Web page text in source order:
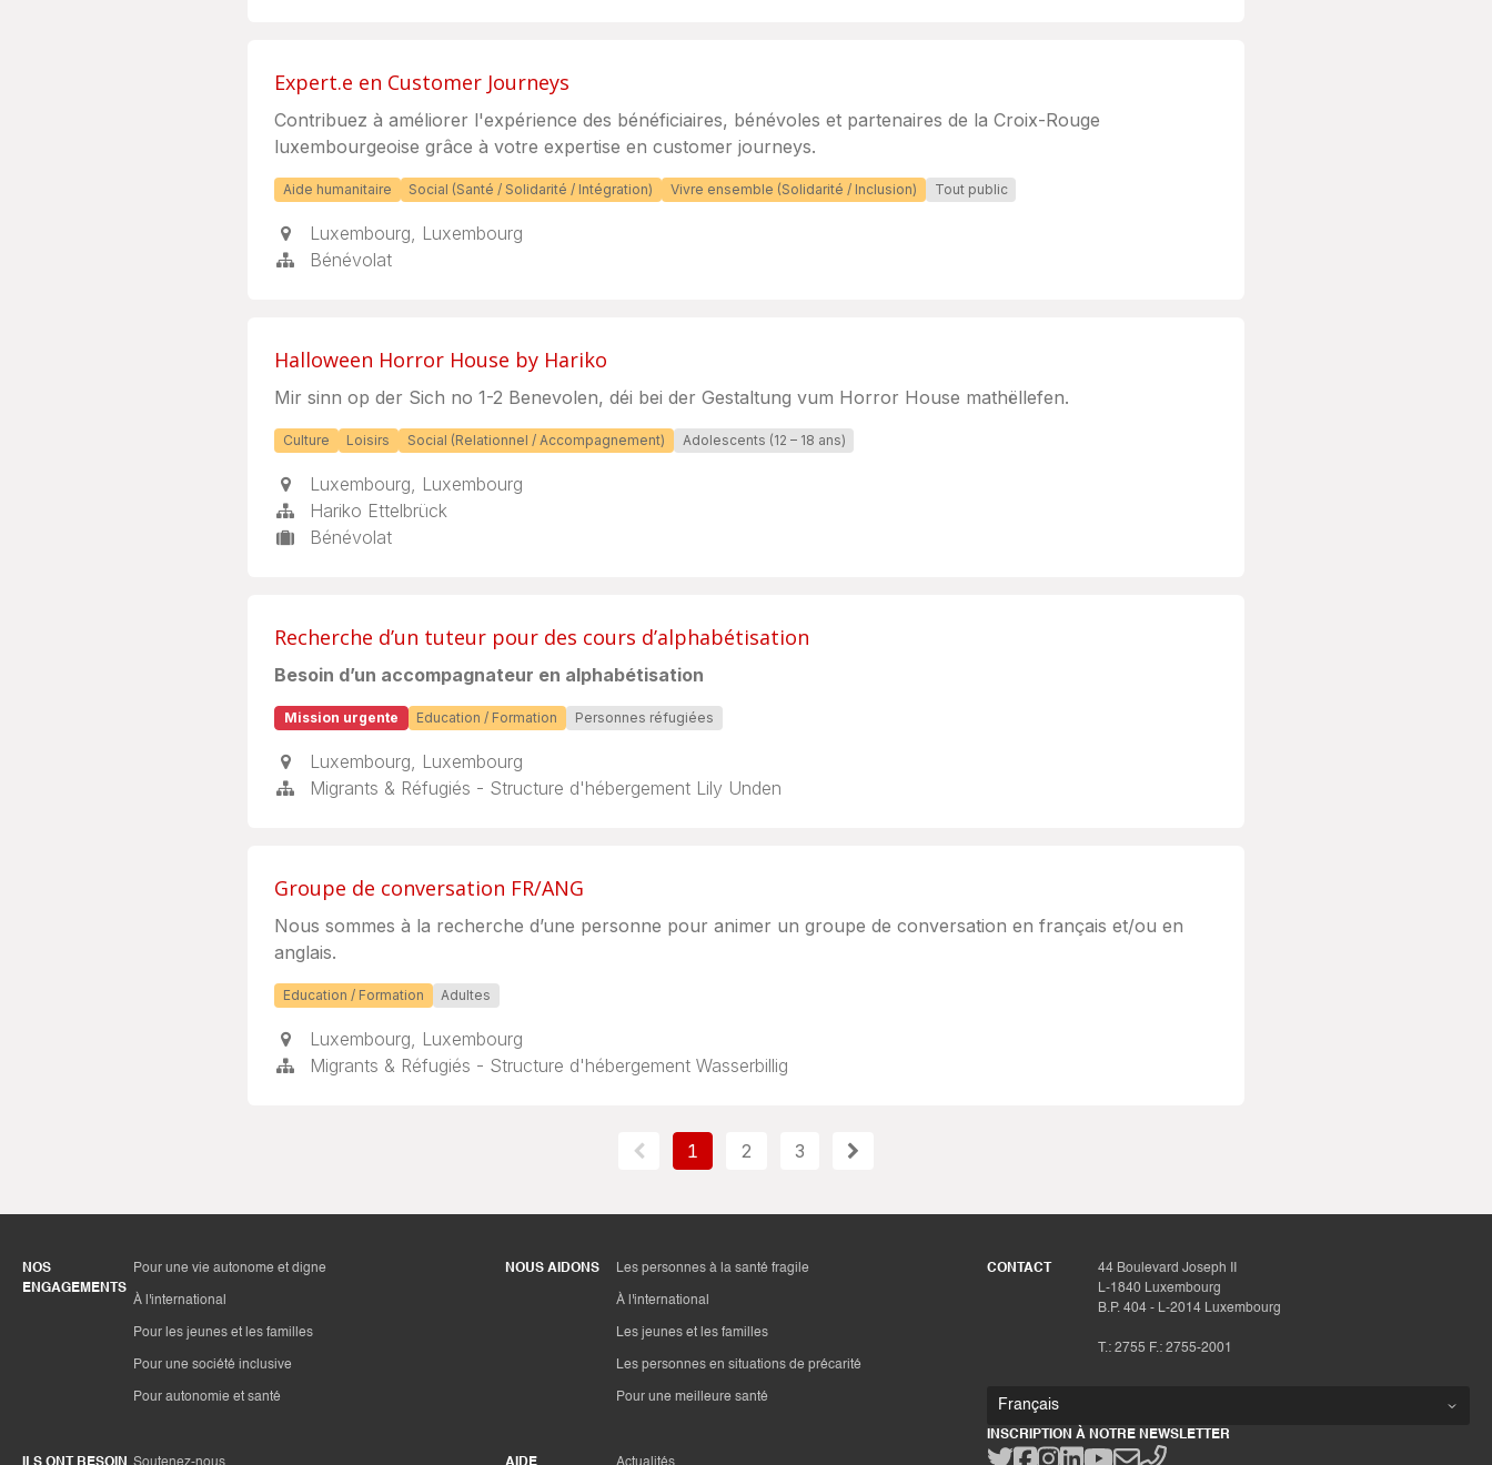
Expert.e en Customer Journeys
Contribuez à améliorer l'expérience des bénéficiaires, bénévoles et partenaires de la Croix-Rouge
luxembourgeoise grâce à votre expertise en customer journeys.
Aide humanitaire Social (Santé / Solidarité / Intégration) Vivre ensemble (Solidarité / Inclusion) Tout public
Luxembourg, Luxembourg
Bénévolat
Halloween Horror House by Hariko
Mir sinn op der Sich no 1-2 Benevolen, déi bei der Gestaltung vum Horror House mathëllefen.
Culture Loisirs Social (Relationnel / Accompagnement) Adolescents (12 – 18 ans)
Luxembourg, Luxembourg
Hariko Ettelbrück
Bénévolat
Recherche d’un tuteur pour des cours d’alphabétisation
Besoin d’un accompagnateur en alphabétisation
Mission urgente Education / Formation Personnes réfugiées
Luxembourg, Luxembourg
Migrants & Réfugiés - Structure d'hébergement Lily Unden
Groupe de conversation FR/ANG
Nous sommes à la recherche d’une personne pour animer un groupe de conversation en français et/ou en
anglais.
Education / Formation Adultes
Luxembourg, Luxembourg
Migrants & Réfugiés - Structure d'hébergement Wasserbillig
1 2 3
NOS
ENGAGEMENTS
Pour une vie autonome et digne
À l'international
Pour les jeunes et les familles
Pour une société inclusive
Pour autonomie et santé
NOUS AIDONS Les personnes à la santé fragile
À l'international
Les jeunes et les familles
Les personnes en situations de précarité
Pour une meilleure santé
CONTACT
44 Boulevard Joseph II
L-1840 Luxembourg
B.P. 404 - L-2014 Luxembourg
T.: 2755 F.: 2755-2001
INSCRIPTION À NOTRE NEWSLETTER